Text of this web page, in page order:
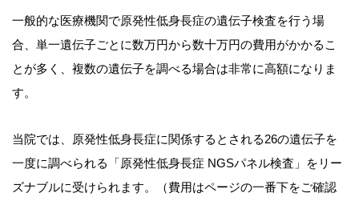
一般的な医療機関で原発性低身長症の遺伝子検査を行う場
合、単一遺伝子ごとに数万円から数十万円の費用がかかるこ
とが多く、複数の遺伝子を調べる場合は非常に高額になりま
す。
当院では、原発性低身長症に関係するとされる26の遺伝子を
一度に調べられる「原発性低身長症 NGSパネル検査」をリー
ズナブルに受けられます。（費用はページの一番下をご確認